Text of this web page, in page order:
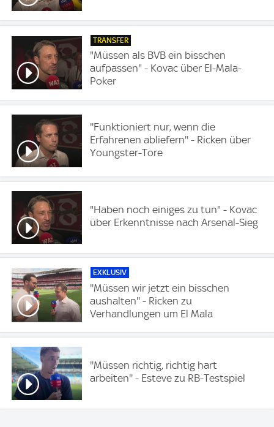
TRANSFER
"Müssen als BVB ein bisschen
aufpassen" - Kovac über El-Mala-
Poker
''Funktioniert nur, wenn die
Erfahrenen abliefern'' - Ricken über
Youngster-Tore
"Haben noch einiges zu tun" - Kovac
über Erkenntnisse nach Arsenal-Sieg
EXKLUSIV
''Müssen wir jetzt ein bisschen
aushalten'' - Ricken zu
Verhandlungen um El Mala
''Müssen richtig, richtig hart
arbeiten'' - Esteve zu RB-Testspiel